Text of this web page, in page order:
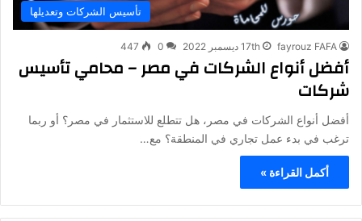
تأسيس الشركات وتعديلها
fayrouz FAFA 17th ديسمبر 2022 0
447
أفضل أنواع الشركات في مصر – محامي تأسيس
شركات
أفضل أنواع الشركات في مصر، هل تتطلع للاستثمار في مصر؟ أو ربما
ترغب في بدء عمل تجاري في المنطقة؟ مع…
أكمل القراءة »